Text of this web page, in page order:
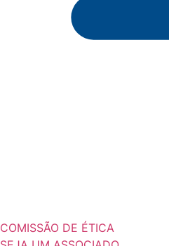
COMISSÃO DE ÉTICA